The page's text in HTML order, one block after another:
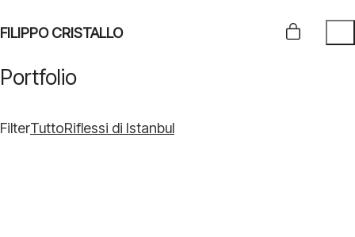
FILIPPO CRISTALLO
Portfolio
FilterTuttoRiflessi di Istanbul